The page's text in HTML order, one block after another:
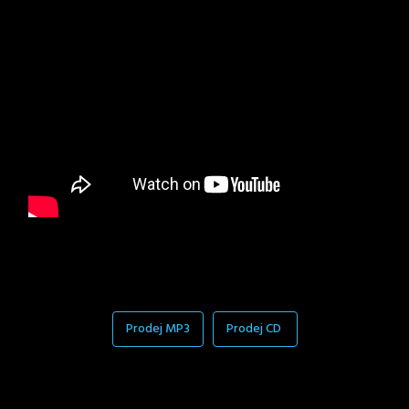
Prodej MP3 Prodej CD